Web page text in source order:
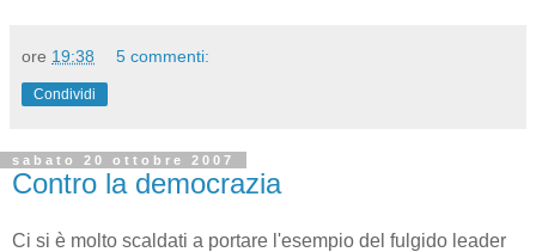
ore 19:38 5 commenti:
Condividi
sabato 20 ottobre 2007
Contro la democrazia
Ci si è molto scaldati a portare l'esempio del fulgido leader